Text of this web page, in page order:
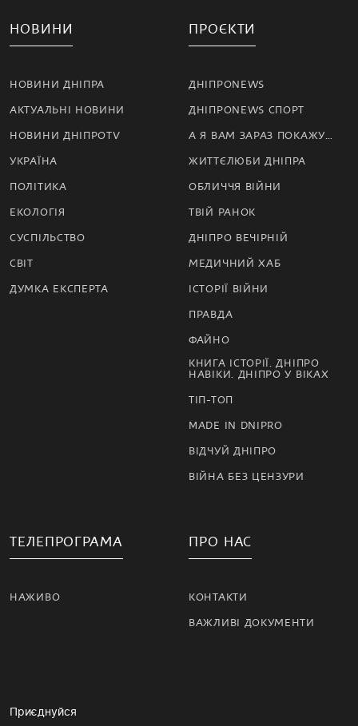
НОВИНИ
НОВИНИ ДНІПРА
АКТУАЛЬНІ НОВИНИ
НОВИНИ ДНІПРОTV
УКРАЇНА
ПОЛІТИКА
ЕКОЛОГІЯ
СУСПІЛЬСТВО
СВІТ
ДУМКА ЕКСПЕРТА
ПРОЄКТИ
ДНІПРОNEWS
ДНІПРОNEWS СПОРТ
А Я ВАМ ЗАРАЗ ПОКАЖУ…
ЖИТТЄЛЮБИ ДНІПРА
ОБЛИЧЧЯ ВІЙНИ
ТВІЙ РАНОК
ДНІПРО ВЕЧІРНІЙ
МЕДИЧНИЙ ХАБ
ІСТОРІЇ ВІЙНИ
ПРАВДА
ФАЙНО
КНИГА ІСТОРІЇ. ДНІПРО
НАВІКИ. ДНІПРО У ВІКАХ
ТІП-ТОП
MADE IN DNIPRO
ВІДЧУЙ ДНІПРО
ВІЙНА БЕЗ ЦЕНЗУРИ
ТЕЛЕПРОГРАМА
НАЖИВО
ПРО НАС
КОНТАКТИ
ВАЖЛИВІ ДОКУМЕНТИ
Приєднуйся